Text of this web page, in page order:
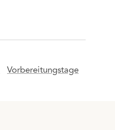
Vorbereitungstage